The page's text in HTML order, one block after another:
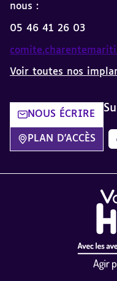
nous :
05 46 41 26 03
Voir toutes nos
NOUS ÉCRIRE
PLAN D'ACCÈS